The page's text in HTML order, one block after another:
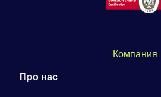
Компания
Про нас